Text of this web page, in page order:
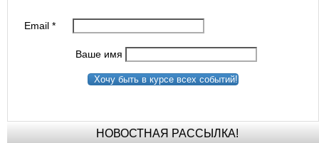
Email*
Ваше имя
Хочу быть в курсе всех событий!
НОВОСТНАЯ РАССЫЛКА!